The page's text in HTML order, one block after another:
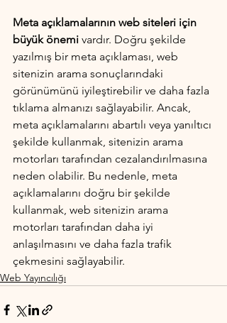
Meta açıklamalarının web siteleri için
büyük önemi vardır. Doğru şekilde
yazılmış bir meta açıklaması, web
sitenizin arama sonuçlarındaki
görünümünü iyileştirebilir ve daha fazla
tıklama almanızı sağlayabilir. Ancak,
meta açıklamalarını abartılı veya yanıltıcı
şekilde kullanmak, sitenizin arama
motorları tarafından cezalandırılmasına
neden olabilir. Bu nedenle, meta
açıklamalarını doğru bir şekilde
kullanmak, web sitenizin arama
motorları tarafından daha iyi
anlaşılmasını ve daha fazla trafik
çekmesini sağlayabilir.
Web Yayıncılığı